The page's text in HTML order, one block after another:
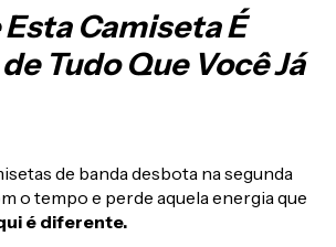
Esta Camiseta É
Tudo Que Você Já
de banda desbota na segunda
o tempo e perde aquela energia que
é diferente.